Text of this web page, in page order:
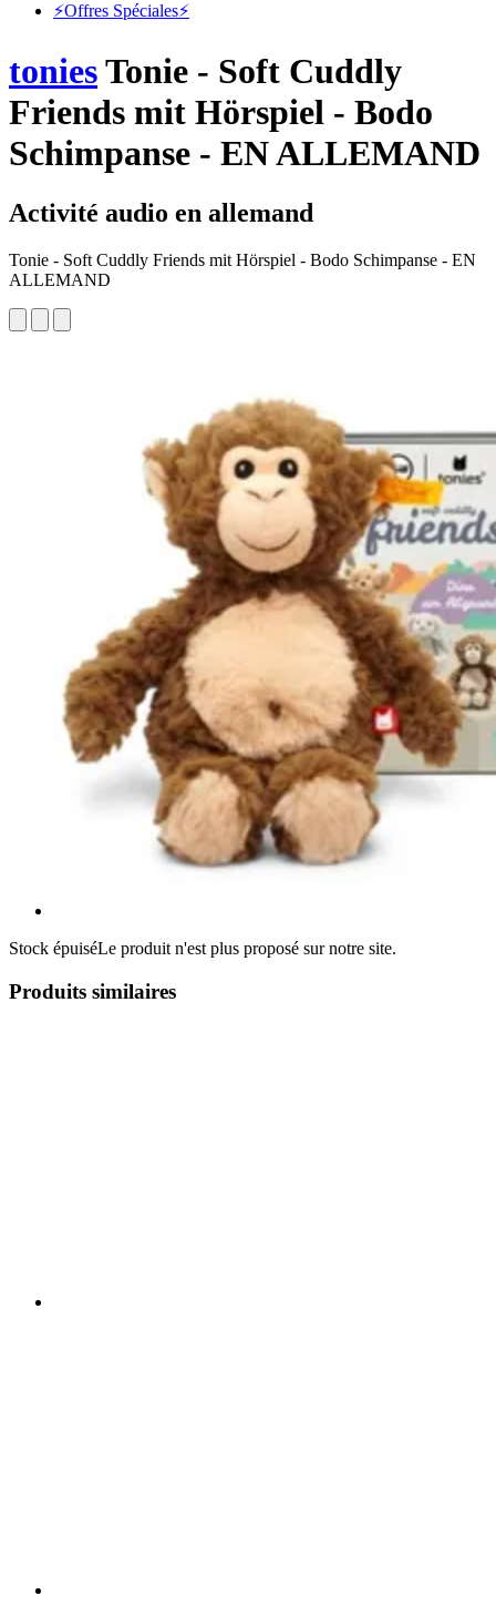
⚡️Offres Spéciales⚡️
toniesTonie - Soft Cuddly
Friends mit Hörspiel - Bodo
Schimpanse - EN ALLEMAND
Activité audio en allemand
Tonie - Soft Cuddly Friends mit Hörspiel - Bodo Schimpanse - EN
ALLEMAND
Stock épuiséLe produit n'est plus proposé sur notre site.
Produits similaires